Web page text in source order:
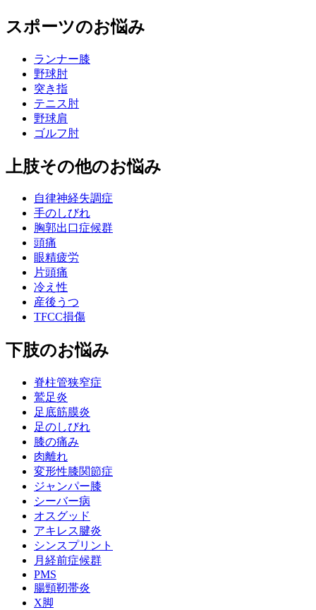
スポーツのお悩み
ランナー膝
野球肘
突き指
テニス肘
野球肩
ゴルフ肘
上肢その他のお悩み
自律神経失調症
手のしびれ
胸郭出口症候群
頭痛
眼精疲労
片頭痛
冷え性
産後うつ
TFCC損傷
下肢のお悩み
脊柱管狭窄症
鷲足炎
足底筋膜炎
足のしびれ
膝の痛み
肉離れ
変形性膝関節症
ジャンパー膝
シーバー病
オスグッド
アキレス腱炎
シンスプリント
月経前症候群
PMS
腸頸靭帯炎
X脚